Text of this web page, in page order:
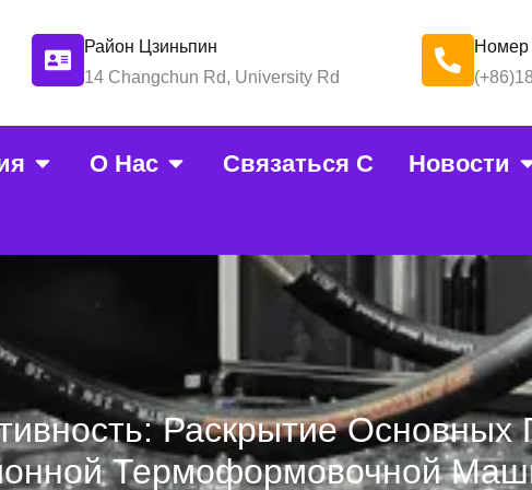
Район Цзиньпин
14 Changchun Rd, University Rd
Номер
О Нас Связаться С
Новости
Раскрытие Основных
Термоформовочной